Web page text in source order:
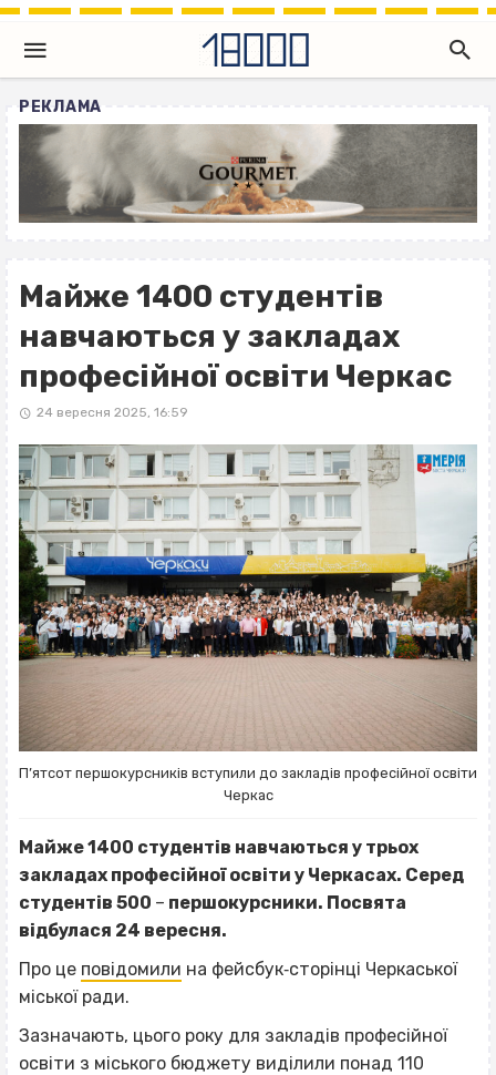
РЕКЛАМА
Майже 1400 студентів
навчаються у закладах
професійної освіти Черкас
24 вересня 2025, 16:59
П’ятсот першокурсників вступили до закладів професійної освіти
Черкас
Майже 1400 студентів навчаються у трьох
закладах професійної освіти у Черкасах. Серед
студентів 500 – першокурсники. Посвята
відбулася 24 вересня.
Про це повідомили на фейсбук‐сторінці Черкаської
міської ради.
Зазначають, цього року для закладів професійної
освіти з міського бюджету виділили понад 110